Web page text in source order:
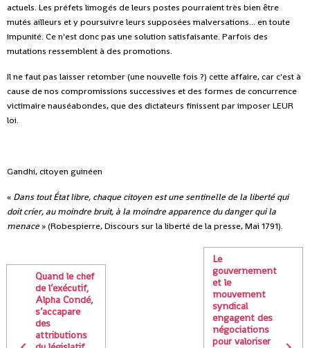
actuels. Les préfets limogés de leurs postes pourraient très bien être
mutés ailleurs et y poursuivre leurs supposées malversations... en toute
impunité. Ce n'est donc pas une solution satisfaisante. Parfois des
mutations ressemblent à des promotions.
Il ne faut pas laisser retomber (une nouvelle fois ?) cette affaire, car c'est à
cause de nos compromissions successives et des formes de concurrence
victimaire nauséabondes, que des dictateurs finissent par imposer LEUR
loi.
Gandhi, citoyen guinéen
« Dans tout État libre, chaque citoyen est une sentinelle de la liberté qui
doit crier, au moindre bruit, à la moindre apparence du danger qui la
menace » (Robespierre, Discours sur la liberté de la presse, Mai 1791).
Quand le chef
de l’exécutif,
Alpha Condé,
s’accapare
des
attributions
Le
gouvernement
et le
mouvement
syndical
engagent des
négociations
pour valoriser